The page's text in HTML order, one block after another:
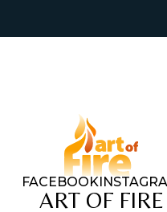
FACEBOOK
ART OF FIRE